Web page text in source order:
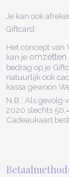
Je kan ook
Giftcard
Het concept van
kan je omzetten
bedrag op je
natuurlijk ook
kassa gewoon
N.B.: Als gevolg
2020 slechts
Cadeaukaart